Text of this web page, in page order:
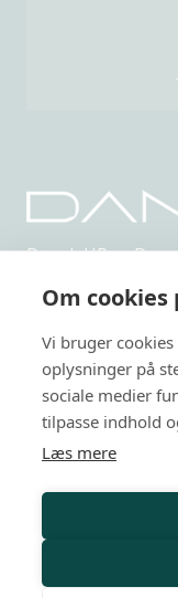
Dansk HR er
Arrangementer
HR-kurser
Personalejura
Rådgivning
Viden
Mit Dansk HR
Om
Vi bruger
oplysninger på
sociale medier
tilpasse indhold
Læs mere